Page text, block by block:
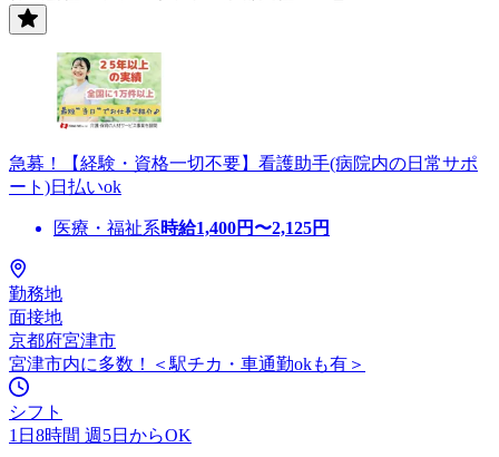
急募！【経験・資格一切不要】看護助手(病院内の日常サポ
ート)日払いok
医療・福祉系時給1,400円〜2,125円
勤務地
面接地
京都府宮津市
宮津市内に多数！＜駅チカ・車通勤okも有＞
シフト
1日8時間 週5日からOK